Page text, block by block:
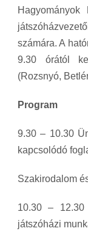
Hagyományok
számára. A
9.30 órától
(Rozsnyó,
Program
9.30 – 10.30
kapcsolódó
Szakirodalom
10.30 – 12.30
játszóházi